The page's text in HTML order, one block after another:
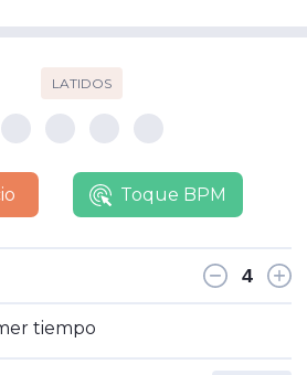
LATIDOS
Toque BPM
tiempo